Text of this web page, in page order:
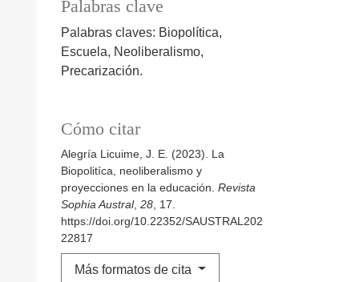
Palabras clave
Palabras claves: Biopolítica,
Escuela, Neoliberalismo,
Precarización.
Cómo citar
Alegría Licuime, J. E. (2023). La
Biopolitíca, neoliberalismo y
proyecciones en la educación. Revista
Sophia Austral, 28 , 17.
https://doi.org/10.22352/SAUSTRAL202
22817
Más formatos de cita